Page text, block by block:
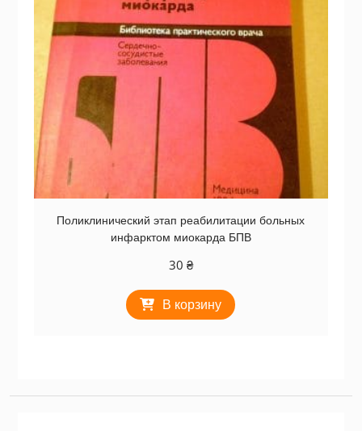
Поликлинический этап реабилитации больных
инфарктом миокарда БПВ
30 ₴
В корзину